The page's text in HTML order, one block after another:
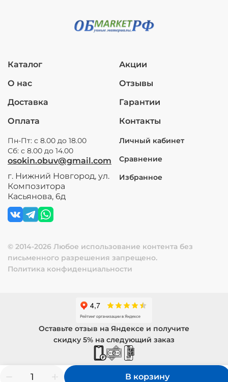
В корзину
Каталог
О нас
Доставка
Оплата
Акции
Отзывы
Гарантии
Контакты
Пн-Пт: с 8.00 до 18.00
Сб: с 8.00 до 14.00
osokin.obuv@gmail.com
г. Нижний Новгород, ул.
Композитора
Касьянова, 6д
Личный кабинет
Сравнение
Избранное
© 2014-2026 Любое использование контента без
письменного разрешения запрещено.
Политика конфиденциальности
Оставьте отзыв на Яндексе и получите
скидку 5% на следующий заказ